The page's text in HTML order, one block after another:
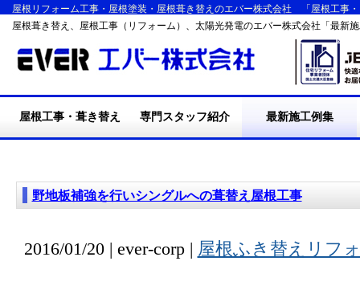
屋根リフォーム工事・屋根塗装・屋根葺き替えのエバー株式会社 「屋根工事
屋根葺き替え、屋根工事（リフォーム）、太陽光発電のエバー株式会社「最新
屋根工事・葺き替え 専門スタッフ紹介 最新施工例集
野地板補強を行いシングルへの葺替え屋根工事
2016/01/20 | ever-corp | 屋根ふき替えリフ